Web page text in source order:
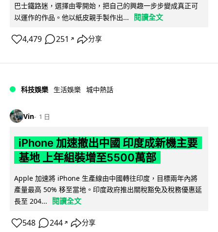
巴士鐵路迷，選擇由零開始，把自己的興趣一步步變成真正可
以運作的作品。他以紙皮親手製作出...
閱讀全文
4,479 251 ↗ 分享
科技娛樂 生活娛樂 城中熱話
Vin 1 日
iPhone 加速撤出中國 印度成新機主要
基地 上年組裝增至5500萬部
Apple 加速將 iPhone 生產線由中國轉往印度，目標兩年內將
產量最高 50% 移至當地。印度政府推出關稅豁免及稅務優惠延
長至 204...
閱讀全文
548 244 ↗ 分享